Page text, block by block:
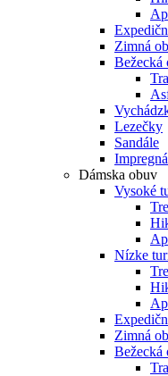
Zimná
Bežecká
Lezečky
Sandále
Dámska obuv
Vysoké
Nízke
Zimná
Bežecká